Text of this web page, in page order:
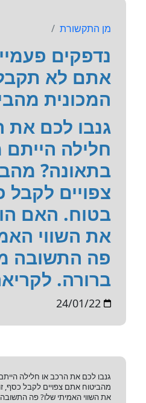
מן התקשורת
נדפקים
אתם לא
המכונית
גנבו לכם את
חלילה הייתם
בתאונה?
צפויים לקבל
בטוח. האם
את השווי
פה התשובה
ברורה.
24/01/22
גנבו לכם את הרכב או חלילה
מהביטוח אתם צפויים לקבל
את השווי האמיתי שלו? פה